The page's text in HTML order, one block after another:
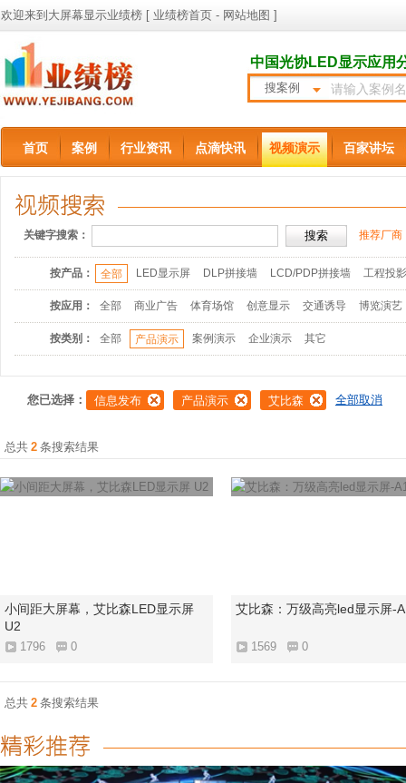
欢迎来到大屏幕显示业绩榜 [ 业绩榜首页 - 网站地图 ]
中国光协LED显示应用
搜案例
首页 案例 行业资讯 点滴快讯 视频演示 百家讲坛
关键字搜索： 推荐厂商
按产品： 全部 LED显示屏 DLP拼接墙 LCD/PDP拼接墙 工程投
按应用： 全部 商业广告 体育场馆 创意显示 交通诱导 博览演艺
按类别： 全部 产品演示 案例演示 企业演示 其它
您已选择： 信息发布 产品演示 艾比森 全部取消
总共 2 条搜索结果
小间距大屏幕，艾比森LED显示屏
U2
1796 0
艾比森：万级高亮led显示屏-
1569 0
总共 2 条搜索结果